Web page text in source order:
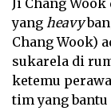
Ji Chang
yang heavy
Chang Wook)
sukarela di
ketemu
tim yang